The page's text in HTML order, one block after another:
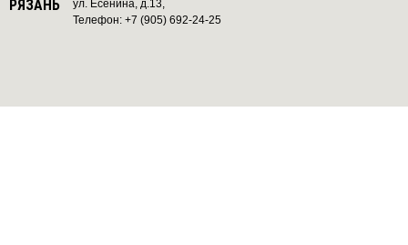
РЯЗАНЬ
ул. Есенина, д.13,
Телефон: +7 (905) 692-24-25